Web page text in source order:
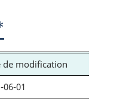
de modification
06-01